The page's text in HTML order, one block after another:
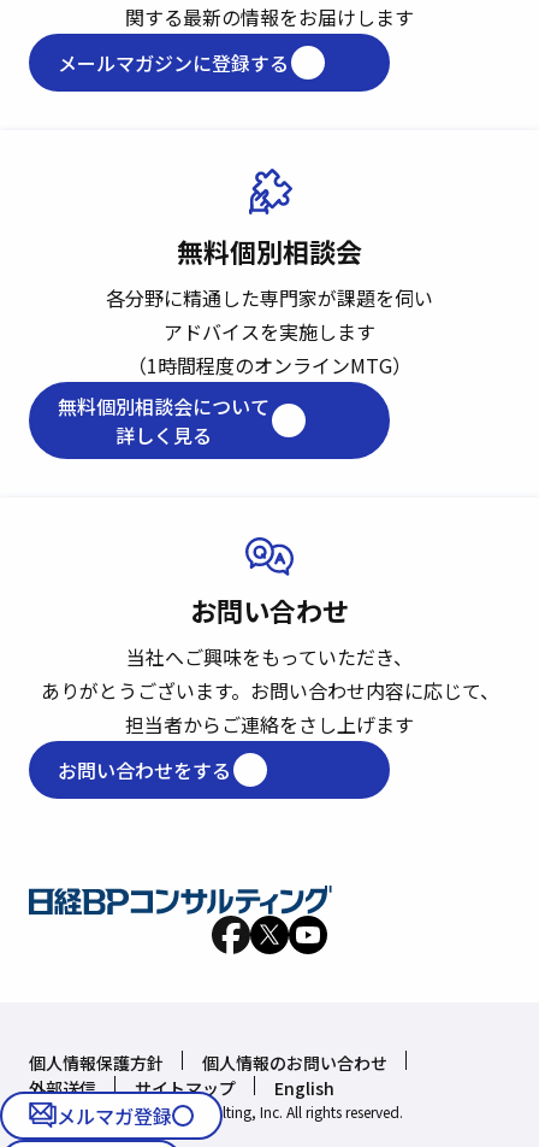
関する最新の情報をお届けします
メールマガジンに登録する
無料個別相談会
各分野に精通した専門家が課題を伺い
アドバイスを実施します
（1時間程度のオンラインMTG）
無料個別相談会について
詳しく見る
お問い合わせ
当社へご興味をもっていただき、
ありがとうございます。 お問い合わせ内容に応じて、
担当者からご連絡をさし上げます
お問い合わせをする
個人情報保護方針
個人情報のお問い合わせ
外部送信
サイトマップ English
Copyright © Nikkei BP Consulting, Inc. All rights reserved.
メルマガ登録